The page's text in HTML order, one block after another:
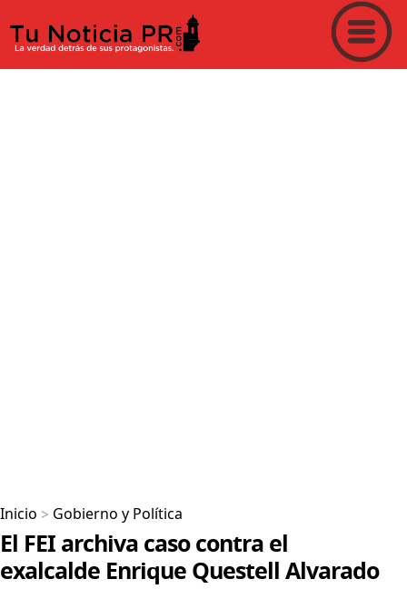
Inicio > Gobierno y Política
El FEI archiva caso contra el
exalcalde Enrique Questell Alvarado